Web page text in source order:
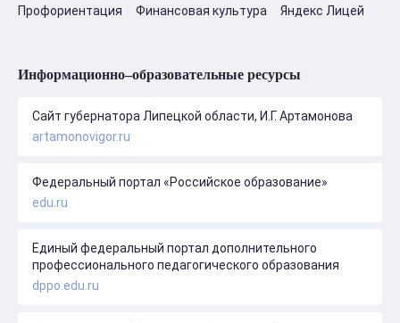
Профориентация
Финансовая культура Яндекс Лицей
Информационно–образовательные ресурсы
Сайт губернатора Липецкой области, И.Г. Артамонова
artamonovigor.ru
Федеральный портал «Российское образование»
edu.ru
Единый федеральный портал дополнительного
профессионального педагогического образования
dppo.edu.ru